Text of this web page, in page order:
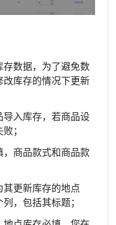
数据，为了避免数
库存的情况下更新
入库存，若商品设
；
商品款式和商品款
更新库存的地点
，包括其标题；